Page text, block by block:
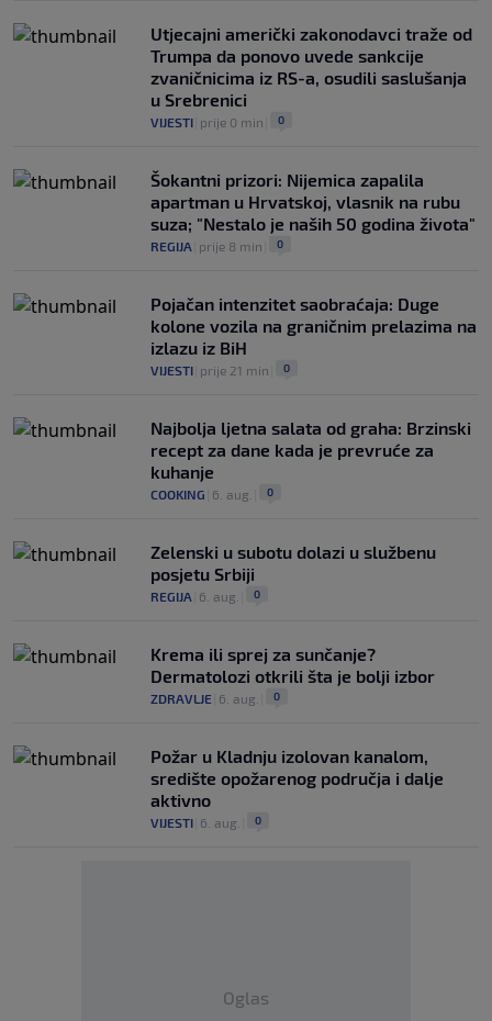
Utjecajni američki zakonodavci traže od
Trumpa da ponovo uvede sankcije
zvaničnicima iz RS-a, osudili saslušanja
u Srebrenici
VIJESTI prije 0 min 0
Šokantni prizori: Nijemica zapalila
apartman u Hrvatskoj, vlasnik na rubu
suza; "Nestalo je naših 50 godina života"
REGIJA prije 8 min 0
Pojačan intenzitet saobraćaja: Duge
kolone vozila na graničnim prelazima na
izlazu iz BiH
VIJESTI prije 21 min 0
Najbolja ljetna salata od graha: Brzinski
recept za dane kada je prevruće za
kuhanje
COOKING 6. aug. 0
Zelenski u subotu dolazi u službenu
posjetu Srbiji
REGIJA 6. aug. 0
Krema ili sprej za sunčanje?
Dermatolozi otkrili šta je bolji izbor
ZDRAVLJE 6. aug. 0
Požar u Kladnju izolovan kanalom,
središte opožarenog područja i dalje
aktivno
VIJESTI 6. aug. 0
Oglas